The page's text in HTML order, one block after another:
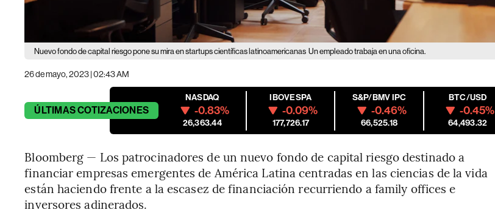
Nuevo fondo de capital riesgo pone su mira en startups científicas latinoamericanas Un empleado trabaja en una oficina.
26 de mayo, 2023 | 02:43 AM
ÚLTIMASCOTIZACIONES
NASDAQ
-0.83%
26,363.44
IBOVESPA
-0.09%
177,726.17
S&P/BMV IPC
-0.46%
66,525.18
BTC/USD
-0.45%
64,493.32
Bloomberg — Los patrocinadores de un nuevo fondo de capital riesgo destinado a
financiar empresas emergentes de América Latina centradas en las ciencias de la vida
están haciendo frente a la escasez de financiación recurriendo a family offices e
inversores adinerados.